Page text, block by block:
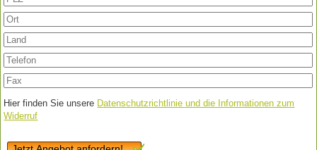
Hier finden Sie unsere Datenschutzrichtlinie und die Informationen zum
Widerruf